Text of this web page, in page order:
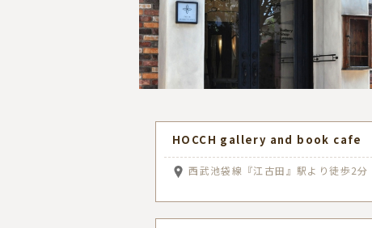
HOCCH gallery and book cafe
西武池袋線『江古田』駅より徒歩2分